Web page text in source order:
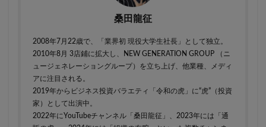
桑田龍征
2008年7月22歳で、「業界初 現役大学生社長」として独立。
2010年8月 3店鋪に拡大し、NEW GENERATION GROUP （ニ
ュージェネレーショングループ）を立ち上げ、他業種、メディ
アに注目される。
2019年からビジネス投資バラエティ「令和の虎」に“虎”（投資
家）として出演中。
2022年にYouTubeチャンネル「桑田龍征」、2023年には「通